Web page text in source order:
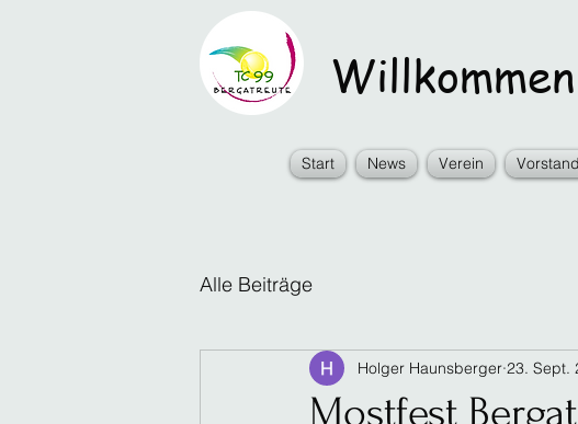
Start News Verein Vorstand
Alle Beiträge
Mostfest
Holger Haunsberger 23. Sept.